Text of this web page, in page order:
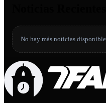
No hay más noticias